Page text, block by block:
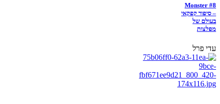
Monster #8
– סיפור קפקאי
בעולם של
מפלצות
עדי פרל